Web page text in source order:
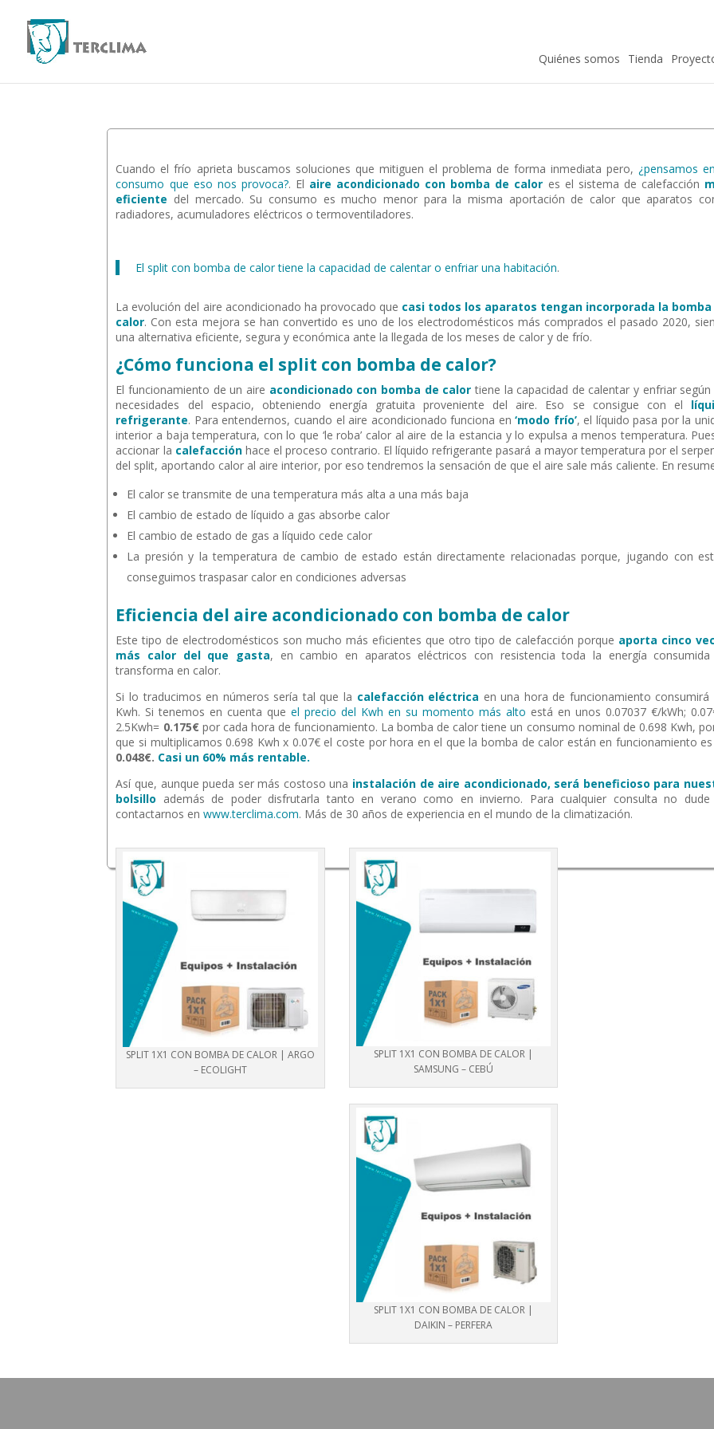
Quiénes somos Tienda
Cuando el frío aprieta buscamos soluciones que mitiguen el problema de forma inmediata pero, ¿pensamos
consumo que eso nos provoca?. El aire acondicionado con bomba de calor es el sistema de calefacción
eficiente del mercado. Su consumo es mucho menor para la misma aportación de calor que aparatos
radiadores, acumuladores eléctricos o termoventiladores.
El split con bomba de calor tiene la capacidad de calentar o enfriar una habitación.
La evolución del aire acondicionado ha provocado que casi todos los aparatos tengan incorporada la bomba
calor. Con esta mejora se han convertido es uno de los electrodomésticos más comprados el pasado 2020,
una alternativa eficiente, segura y económica ante la llegada de los meses de calor y de frío.
¿Cómo funciona el split con bomba de calor?
El funcionamiento de un aire acondicionado con bomba de calor tiene la capacidad de calentar y enfriar según
necesidades del espacio, obteniendo energía gratuita proveniente del aire. Eso se consigue con el
refrigerante. Para entendernos, cuando el aire acondicionado funciona en‘modo frío’, el líquido pasa por la
interior a baja temperatura, con lo que ‘le roba’ calor al aire de la estancia y lo expulsa a menos temperatura.
accionar la calefacciónhace el proceso contrario. El líquido refrigerante pasará a mayor temperatura por el
del split, aportando calor al aire interior, por eso tendremos la sensación de que el aire sale más caliente. En
El calor se transmite de una temperatura más alta a una más baja
El cambio de estado de líquido a gas absorbe calor
El cambio de estado de gas a líquido cede calor
La presión y la temperatura de cambio de estado están directamente relacionadas porque, jugando con
conseguimos traspasar calor en condiciones adversas
Eficiencia del aire acondicionado con bomba de calor
Este tipo de electrodomésticos son mucho más eficientes que otro tipo de calefacción porque aporta cinco
más calor del que gasta, en cambio en aparatos eléctricos con resistencia toda la energía consumida
transforma en calor.
Si lo traducimos en números sería tal que la calefacción eléctrica en una hora de funcionamiento consumirá
Kwh. Si tenemos en cuenta queel precio del Kwh en su momento más alto está en unos 0.07037 €/kWh;
2.5Kwh= 0.175€por cada hora de funcionamiento. La bomba de calor tiene un consumo nominal de 0.698 Kwh,
que si multiplicamos 0.698 Kwh x 0.07€ el coste por hora en el que la bomba de calor están en funcionamiento
0.048€. Casi un 60% más rentable.
Así que, aunque pueda ser más costoso una instalación de aire acondicionado, será beneficioso para
bolsillo además de poder disfrutarla tanto en verano como en invierno. Para cualquier consulta no dude
contactarnos enwww.terclima.com. Más de 30 años de experiencia en el mundo de la climatización.
SPLIT 1X1 CON BOMBA DE CALOR | ARGO
– ECOLIGHT
SPLIT 1X1 CON BOMBA DE CALOR |
SAMSUNG – CEBÚ
SPLIT 1X1 CON BOMBA DE CALOR |
DAIKIN – PERFERA